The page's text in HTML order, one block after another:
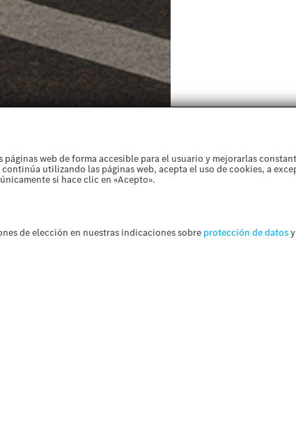
web de forma accesible para el usuario y mejorarlas
utilizando las páginas web, acepta el uso de cookies, a
si hace clic en «Acepto».
de elección en nuestras indicaciones sobre protección de datos